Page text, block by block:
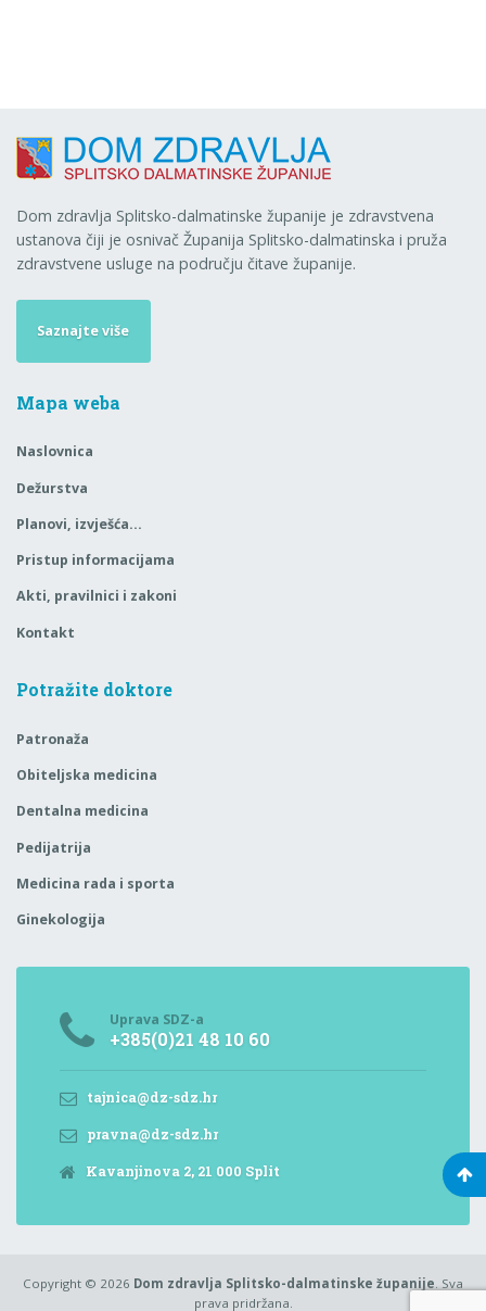
Dom zdravlja Splitsko-dalmatinske županije je zdravstvena
ustanova čiji je osnivač Županija Splitsko-dalmatinska i pruža
zdravstvene usluge na području čitave županije.
Saznajte više
Mapa weba
Naslovnica
Dežurstva
Planovi, izvješća…
Pristup informacijama
Akti, pravilnici i zakoni
Kontakt
Potražite doktore
Patronaža
Obiteljska medicina
Dentalna medicina
Pedijatrija
Medicina rada i sporta
Ginekologija
Uprava SDZ-a
+385(0)21 48 10 60
tajnica@dz-sdz.hr
pravna@dz-sdz.hr
Kavanjinova 2, 21 000 Split
Copyright © 2026 Dom zdravlja Splitsko-dalmatinske županije . Sva
prava pridržana.